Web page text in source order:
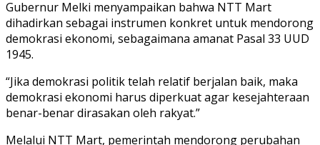
Gubernur Melki menyampaikan bahwa NTT Mart
dihadirkan sebagai instrumen konkret untuk mendorong
demokrasi ekonomi, sebagaimana amanat Pasal 33 UUD
1945.
“Jika demokrasi politik telah relatif berjalan baik, maka
demokrasi ekonomi harus diperkuat agar kesejahteraan
benar-benar dirasakan oleh rakyat.”
Melalui NTT Mart, pemerintah mendorong perubahan